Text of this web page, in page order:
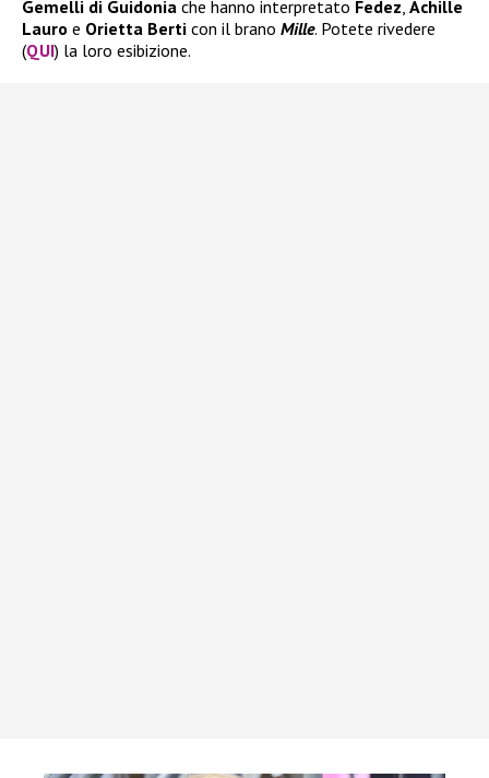
Gemelli di Guidonia che hanno interpretato Fedez, Achille
Lauro e Orietta Berti con il brano Mille. Potete rivedere
(QUI) la loro esibizione.